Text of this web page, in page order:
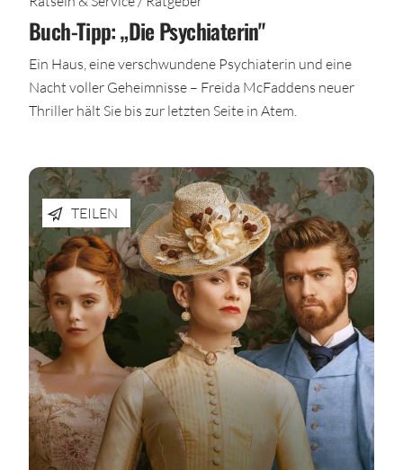
Buch-Tipp: „Die Psychiaterin"
Ein Haus, eine verschwundene Psychiaterin und eine
Nacht voller Geheimnisse – Freida McFaddens neuer
Thriller hält Sie bis zur letzten Seite in Atem.
TEILEN